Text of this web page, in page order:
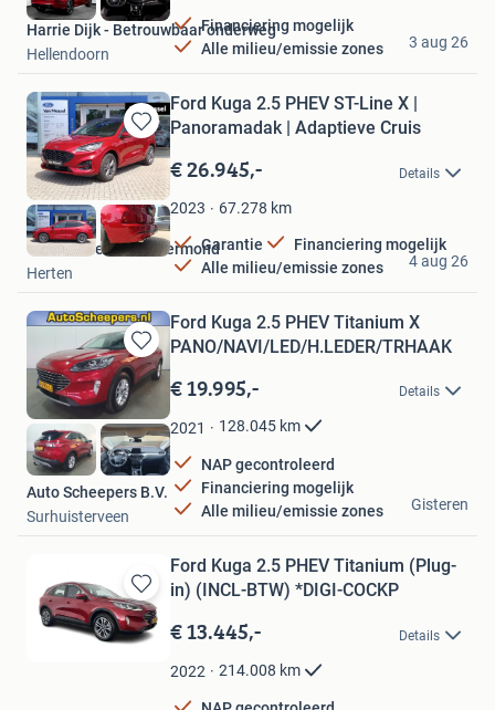
Financiering mogelijk
Alle milieu/emissie zones
Harrie Dijk - Betrouwbaar onderweg
Hellendoorn
3 aug 26
Bewaren
in
Mijn
Favorieten
Ford Kuga 2.5 PHEV ST-Line X |
Panoramadak | Adaptieve Cruis
€ 26.945,- Details
2023 67.278 km
Garantie
Financiering mogelijk
Alle milieu/emissie zones
Van Mossel Ford Roermond
Herten
4 aug 26
Bewaren
in
Mijn
Favorieten
Ford Kuga 2.5 PHEV Titanium X
PANO/NAVI/LED/H.LEDER/TRHAAK
€ 19.995,- Details
2021 128.045 km
NAP gecontroleerd
Financiering mogelijk
Alle milieu/emissie zones
Auto Scheepers B.V.
Surhuisterveen
Gisteren
Bewaren
in
Mijn
Favorieten
Ford Kuga 2.5 PHEV Titanium (Plug-
in) (INCL-BTW) *DIGI-COCKP
€ 13.445,- Details
2022 214.008 km